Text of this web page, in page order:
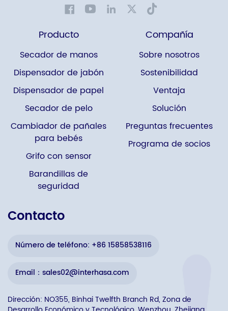
Producto
Secador de manos
Dispensador de jabón
Dispensador de papel
Secador de pelo
Cambiador de pañales
para bebés
Grifo con sensor
Barandillas de
seguridad
Compañía
Sobre nosotros
Sostenibilidad
Ventaja
Solución
Preguntas frecuentes
Programa de socios
Contacto
Número de teléfono: +86 15858538116
Email：sales02@interhasa.com
Dirección: NO355, Binhai Twelfth Branch Rd, Zona de